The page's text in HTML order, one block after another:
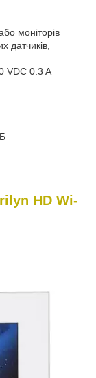
моніторів
датчиків,
VDC 0.3 A
HD Wi-